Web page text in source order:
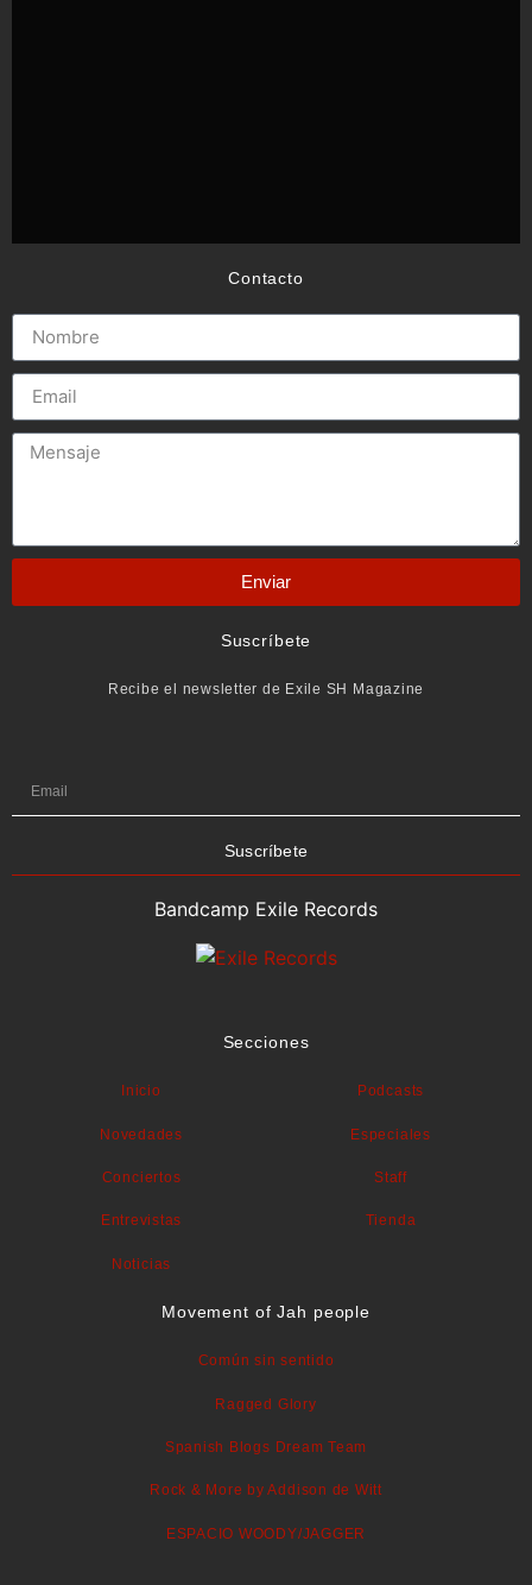
Contacto
Enviar
Suscríbete
Recibe el newsletter de Exile SH Magazine
Suscríbete
Bandcamp Exile Records
Secciones
Inicio
Novedades
Conciertos
Entrevistas
Noticias
Podcasts
Especiales
Staff
Tienda
Movement of Jah people
Común sin sentido
Ragged Glory
Spanish Blogs Dream Team
Rock & More by Addison de Witt
ESPACIO WOODY/JAGGER